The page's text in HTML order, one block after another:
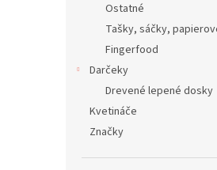
Ostatné
Tašky, sáčky,
Fingerfood
Darčeky
Drevené lepené dosky
Kvetináče
Značky